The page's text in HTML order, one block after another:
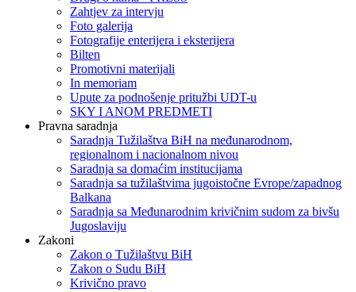
Zahtjev za intervju
Foto galerija
Fotografije enterijera i eksterijera
Bilten
Promotivni materijali
In memoriam
Upute za podnošenje pritužbi UDT-u
SKY I ANOM PREDMETI
Pravna saradnja
Saradnja Tužilaštva BiH na međunarodnom,
regionalnom i nacionalnom nivou
Saradnja sa domaćim institucijama
Saradnja sa tužilaštvima jugoistočne Evrope/zapadnog
Balkana
Saradnja sa Međunarodnim krivičnim sudom za bivšu
Jugoslaviju
Zakoni
Zakon o Тužilaštvu BiH
Zakon o Sudu BiH
Krivično pravo